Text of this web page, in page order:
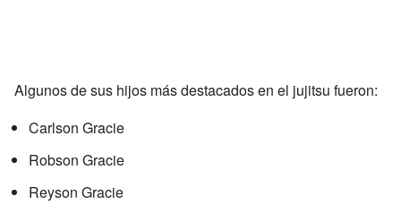
Algunos de sus hijos más destacados en el jujitsu fueron:
Carlson Gracie
Robson Gracie
Reyson Gracie